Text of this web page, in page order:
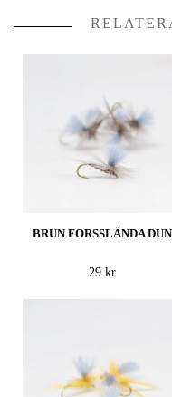
BRUN FORSSLÄNDA DUN
29 kr